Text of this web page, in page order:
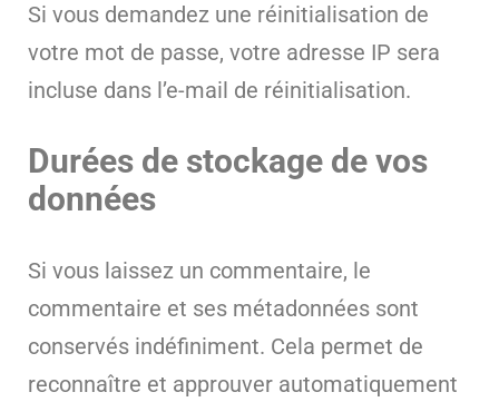
Si vous demandez une réinitialisation de
votre mot de passe, votre adresse IP sera
incluse dans l’e-mail de réinitialisation.
Durées de stockage de vos
données
Si vous laissez un commentaire, le
commentaire et ses métadonnées sont
conservés indéfiniment. Cela permet de
reconnaître et approuver automatiquement